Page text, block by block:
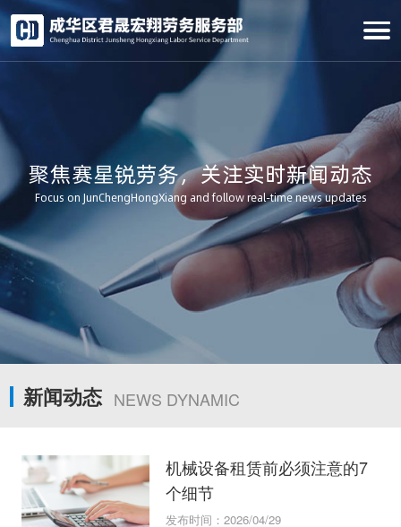
聚焦赛星锐劳务，关注实时新闻动态
Focus on JunChengHongXiang and follow real-time news updates
新闻动态 NEWS DYNAMIC
机械设备租赁前必须注意的7
个细节
发布时间：2026/04/29